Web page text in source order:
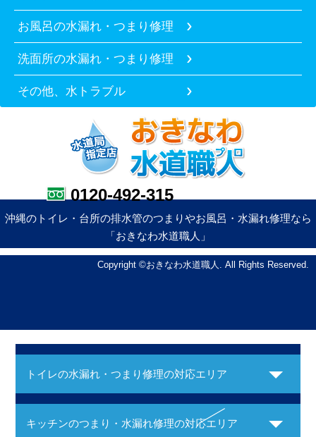
お風呂の水漏れ・つまり修理
洗面所の水漏れ・つまり修理
その他、水トラブル
0120-492-315
沖縄のトイレ・台所の排水管のつまりやお風呂・水漏れ修理なら
「おきなわ水道職人」
Copyright ©おきなわ水道職人. All Rights Reserved.
トイレの水漏れ・つまり修理の対応エリア
キッチンのつまり・水漏れ修理の対応エリア